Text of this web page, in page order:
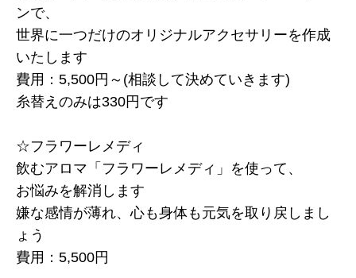
ンで、
世界に一つだけのオリジナルアクセサリーを作成
いたします
費用：5,500円～(相談して決めていきます)
糸替えのみは330円です
☆フラワーレメディ
飲むアロマ「フラワーレメディ」を使って、
お悩みを解消します
嫌な感情が薄れ、心も身体も元気を取り戻しまし
ょう
費用：5,500円